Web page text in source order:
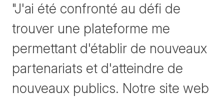
"J'ai été confronté au défi de
trouver une plateforme me
permettant d'établir de nouveaux
partenariats et d'atteindre de
nouveaux publics. Notre site web